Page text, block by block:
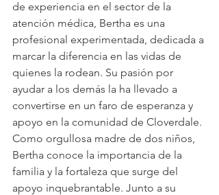
de experiencia en el sector de la
atención médica, Bertha es una
profesional experimentada, dedicada a
marcar la diferencia en las vidas de
quienes la rodean. Su pasión por
ayudar a los demás la ha llevado a
convertirse en un faro de esperanza y
apoyo en la comunidad de Cloverdale.
Como orgullosa madre de dos niños,
Bertha conoce la importancia de la
familia y la fortaleza que surge del
apoyo inquebrantable. Junto a su